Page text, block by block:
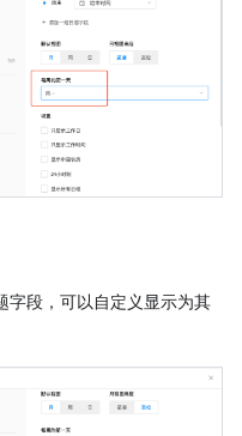
字段，可以自定义显示为其